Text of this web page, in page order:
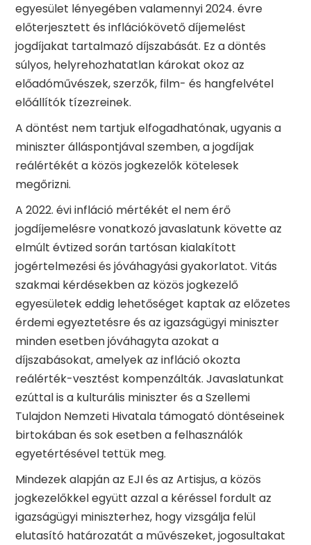
egyesület lényegében valamennyi 2024. évre
előterjesztett és inflációkövető díjemelést
jogdíjakat tartalmazó díjszabását. Ez a döntés
súlyos, helyrehozhatatlan károkat okoz az
előadóművészek, szerzők, film- és hangfelvétel
előállítók tízezreinek.
A döntést nem tartjuk elfogadhatónak, ugyanis a
miniszter álláspontjával szemben, a jogdíjak
reálértékét a közös jogkezelők kötelesek
megőrizni.
A 2022. évi infláció mértékét el nem érő
jogdíjemelésre vonatkozó javaslatunk követte az
elmúlt évtized során tartósan kialakított
jogértelmezési és jóváhagyási gyakorlatot. Vitás
szakmai kérdésekben az közös jogkezelő
egyesületek eddig lehetőséget kaptak az előzetes
érdemi egyeztetésre és az igazságügyi miniszter
minden esetben jóváhagyta azokat a
díjszabásokat, amelyek az infláció okozta
reálérték-vesztést kompenzálták. Javaslatunkat
ezúttal is a kulturális miniszter és a Szellemi
Tulajdon Nemzeti Hivatala támogató döntéseinek
birtokában és sok esetben a felhasználók
egyetértésével tettük meg.
Mindezek alapján az EJI és az Artisjus, a közös
jogkezelőkkel együtt azzal a kéréssel fordult az
igazságügyi miniszterhez, hogy vizsgálja felül
elutasító határozatát a művészeket, jogosultakat